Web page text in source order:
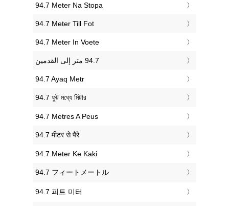
‎94.7 Meter Na Stopa
‎94.7 Meter Till Fot
‎94.7 Meter In Voete
‎94.7 Ayaq Metr
‎94.7 ফুট মধ্যে মিটার
‎94.7 Metres A Peus
‎94.7 मीटर से पैरे
‎94.7 Meter Ke Kaki
‎94.7 フィートメートル
‎94.7 피트 미터